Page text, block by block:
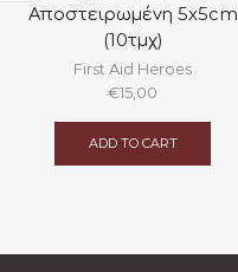
Αποστειρωμένη 5x5cm
(10τμχ)
First Aid Heroes
€15,00
ADD TO CART